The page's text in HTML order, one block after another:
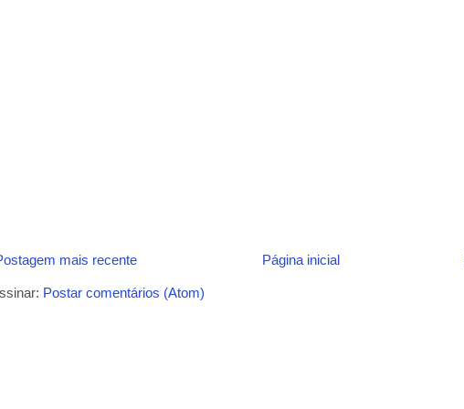
mais recente Página inicial
Postar comentários (Atom)